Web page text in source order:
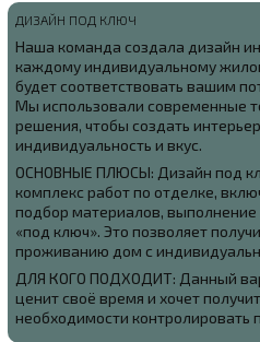
ДИЗАЙН ПОД КЛЮЧ
Наша команда создала дизайн
каждому индивидуальному
будет соответствовать вашим
Мы использовали современные
решения, чтобы создать
индивидуальность и вкус.
ОСНОВНЫЕ ПЛЮСЫ: Дизайн под
комплекс работ по отделке,
подбор материалов, выполнение
«под ключ». Это позволяет
проживанию дом с
ДЛЯ КОГО ПОДХОДИТ: Данный
ценит своё время и хочет
необходимости контролировать